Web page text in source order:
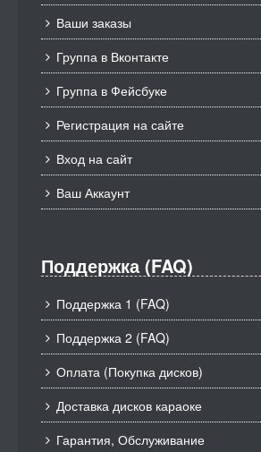
Ваши заказы
Группа в Вконтакте
Группа в Фейсбуке
Регистрация на сайте
Вход на сайт
Ваш Аккаунт
Поддержка (FAQ)
Поддержка 1 (FAQ)
Поддержка 2 (FAQ)
Оплата (Покупка дисков)
Доставка дисков караоке
Гарантия, Обслуживание